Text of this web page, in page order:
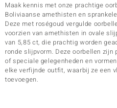
Maak kennis met onze prachtige
Boliviaanse amethisten en
Deze met roségoud vergulde
voorzien van amethisten in ovale
van 5,85 ct, die prachtig worden
ronde slijpvorm. Deze oorbellen zijn
of speciale gelegenheden en
elke verfijnde outfit, waarbij ze een
toevoegen.